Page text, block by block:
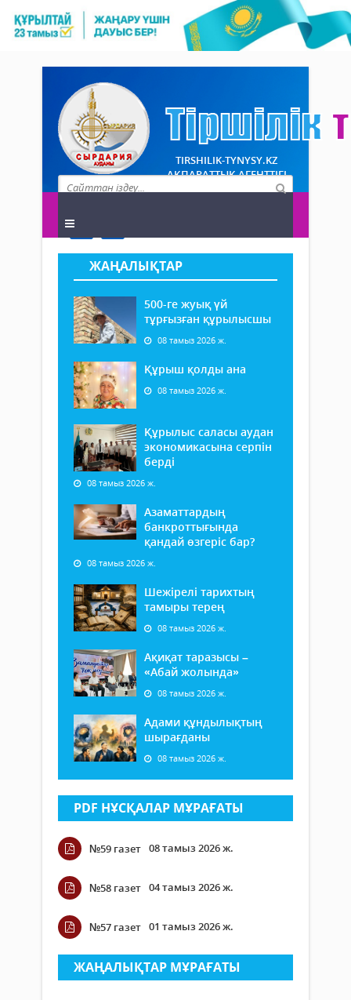
TIRSHILIK-TYNYSY.KZ
АҚПАРАТТЫҚ АГЕНТТІГІ
ЖАҢАЛЫҚТАР
500-ге жуық үй
тұрғызған құрылысшы
08 тамыз 2026 ж.
Құрыш қолды ана
08 тамыз 2026 ж.
Құрылыс саласы аудан
экономикасына серпін
берді
08 тамыз 2026 ж.
Азаматтардың
банкроттығында
қандай өзгеріс бар?
08 тамыз 2026 ж.
Шежірелі тарихтың
тамыры терең
08 тамыз 2026 ж.
Ақиқат таразысы –
«Абай жолында»
08 тамыз 2026 ж.
Адами құндылықтың
шырағданы
08 тамыз 2026 ж.
PDF НҰСҚАЛАР МҰРАҒАТЫ
№59 газет 08 тамыз 2026 ж.
№58 газет 04 тамыз 2026 ж.
№57 газет 01 тамыз 2026 ж.
ЖАҢАЛЫҚТАР МҰРАҒАТЫ